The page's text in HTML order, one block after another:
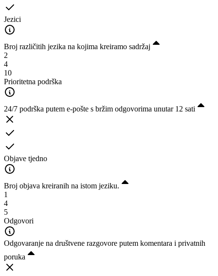
Jezici
Broj različitih jezika na kojima kreiramo sadržaj
2
4
10
Prioritetna podrška
24/7 podrška putem e-pošte s bržim odgovorima unutar 12 sati
Objave tjedno
Broj objava kreiranih na istom jeziku.
1
4
5
Odgovori
Odgovaranje na društvene razgovore putem komentara i privatnih
poruka